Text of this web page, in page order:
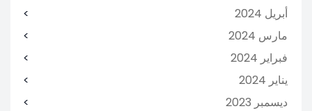
أبريل 2024
مارس 2024
فبراير 2024
يناير 2024
ديسمبر 2023